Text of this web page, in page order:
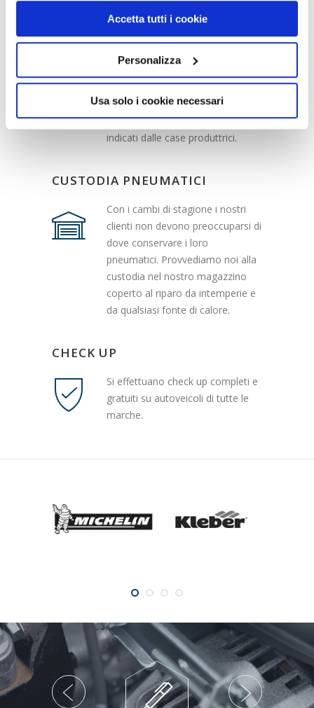
Accetta tutti i cookie
Personalizza
Usa solo i cookie necessari
Con attrezzature di ultimissima
generazione operiamo con
tranquillità su qualsiasi tipo di
cerchi minimizzando la possibilità
di arrecare danni allo stesso. I
bulloni vengono serrati con chiave
dinamometrica rispettando i valori
indicati dalle case produttrici.
CUSTODIA PNEUMATICI
Con i cambi di stagione i nostri
clienti non devono preoccuparsi di
dove conservare i loro
pneumatici. Provvediamo noi alla
custodia nel nostro magazzino
coperto al riparo da intemperie e
da qualsiasi fonte di calore.
CHECK UP
Si effettuano check up completi e
gratuiti su autoveicoli di tutte le
marche.